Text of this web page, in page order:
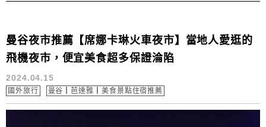
曼谷夜市推薦【席娜卡琳火車夜市】當地人愛逛的
飛機夜市，便宜美食超多保證淪陷
2024.04.15
國外旅行 曼谷┃芭達雅┃美食景點住宿推薦